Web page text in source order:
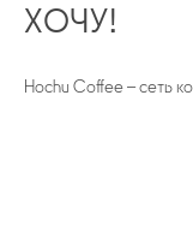
ХОЧУ!
Hochu Coffee – cеть